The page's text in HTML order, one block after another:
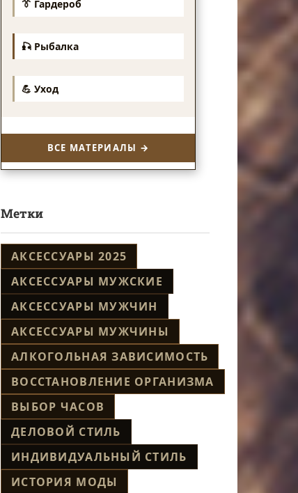
👔 Гардероб
🎣 Рыбалка
💪 Уход
ВСЕ МАТЕРИАЛЫ →
Метки
АКСЕССУАРЫ 2025
АКСЕССУАРЫ МУЖСКИЕ
АКСЕССУАРЫ МУЖЧИН
АКСЕССУАРЫ МУЖЧИНЫ
АЛКОГОЛЬНАЯ ЗАВИСИМОСТЬ
ВОССТАНОВЛЕНИЕ ОРГАНИЗМА
ВЫБОР ЧАСОВ
ДЕЛОВОЙ СТИЛЬ
ИНДИВИДУАЛЬНЫЙ СТИЛЬ
ИСТОРИЯ МОДЫ